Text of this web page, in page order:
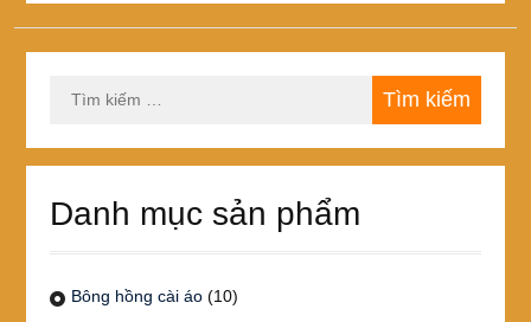
kiếm
Danh mục sản phẩm
Bông hồng cài áo (10)